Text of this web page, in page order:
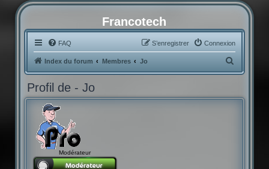
Francotech
FAQ Connexion
S’enregistrer
Index du forum Membres Jo
e
Profil de - Jo
Modérateur